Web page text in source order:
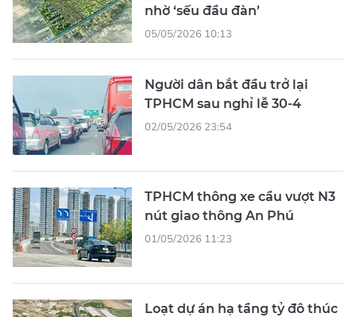
nhờ ‘sếu đầu đàn’
05/05/2026 10:13
Người dân bắt đầu trở lại
TPHCM sau nghỉ lễ 30-4
02/05/2026 23:54
TPHCM thông xe cầu vượt N3
nút giao thông An Phú
01/05/2026 11:23
Loạt dự án hạ tầng tỷ đô thúc